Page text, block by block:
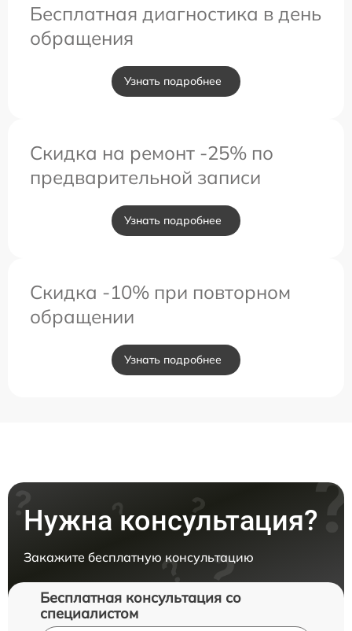
Бесплатная диагностика в день
обращения
Узнать подробнее
Скидка на ремонт -25% по
предварительной записи
Узнать подробнее
Скидка -10% при повторном
обращении
Узнать подробнее
Нужна консультация?
Закажите бесплатную консультацию
Бесплатная консультация со
специалистом